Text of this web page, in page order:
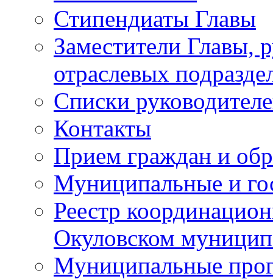
Стипендиаты Главы
Заместители Главы,
отраслевых
Списки
Контакты
Прием граждан и
Муниципальные и
Реестр
Окуловском
Муниципальные